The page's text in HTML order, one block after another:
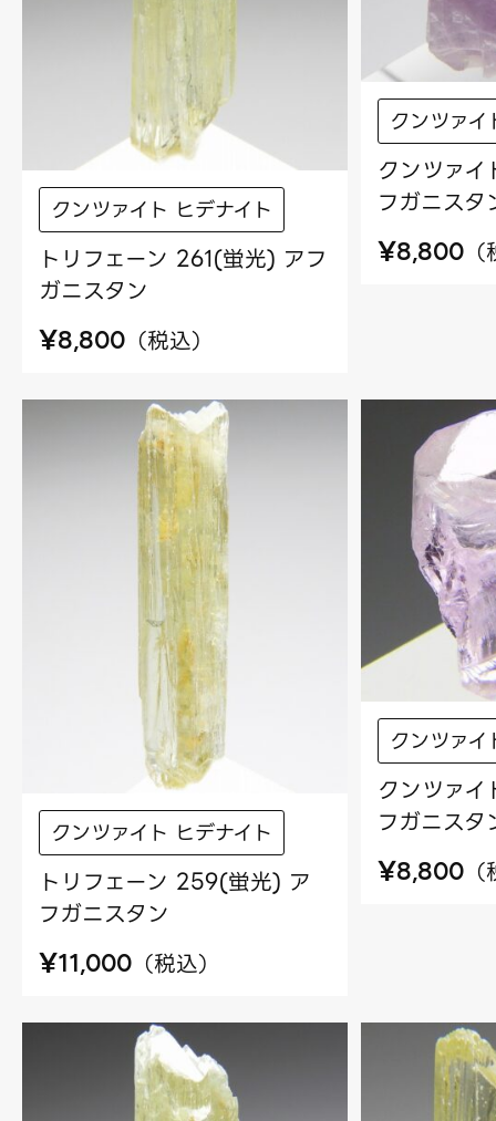
クンツァイト ヒデナイト
トリフェーン 261(蛍光) アフ
ガニスタン
¥8,800 （税込）
クンツァ
クンツァ
フガニスタ
¥8,800 （
クンツァイト ヒデナイト
トリフェーン 259(蛍光) ア
フガニスタン
¥11,000 （税込）
クンツァ
クンツァ
フガニスタ
¥8,800 （